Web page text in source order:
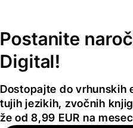
Postanite
Digital!
Dostopajte do vrhunskih
tujih jezikih, zvočnih
že od 8,99 EUR na